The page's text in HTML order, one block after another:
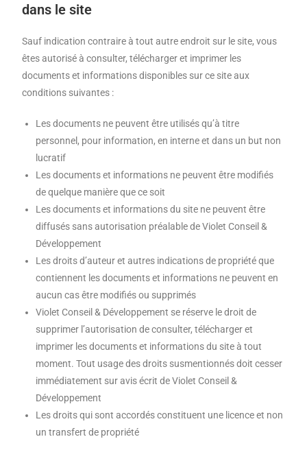
dans le site
Sauf indication contraire à tout autre endroit sur le site, vous
êtes autorisé à consulter, télécharger et imprimer les
documents et informations disponibles sur ce site aux
conditions suivantes :
Les documents ne peuvent être utilisés qu’à titre
personnel, pour information, en interne et dans un but non
lucratif
Les documents et informations ne peuvent être modifiés
de quelque manière que ce soit
Les documents et informations du site ne peuvent être
diffusés sans autorisation préalable de Violet Conseil &
Développement
Les droits d’auteur et autres indications de propriété que
contiennent les documents et informations ne peuvent en
aucun cas être modifiés ou supprimés
Violet Conseil & Développement se réserve le droit de
supprimer l’autorisation de consulter, télécharger et
imprimer les documents et informations du site à tout
moment. Tout usage des droits susmentionnés doit cesser
immédiatement sur avis écrit de Violet Conseil &
Développement
Les droits qui sont accordés constituent une licence et non
un transfert de propriété